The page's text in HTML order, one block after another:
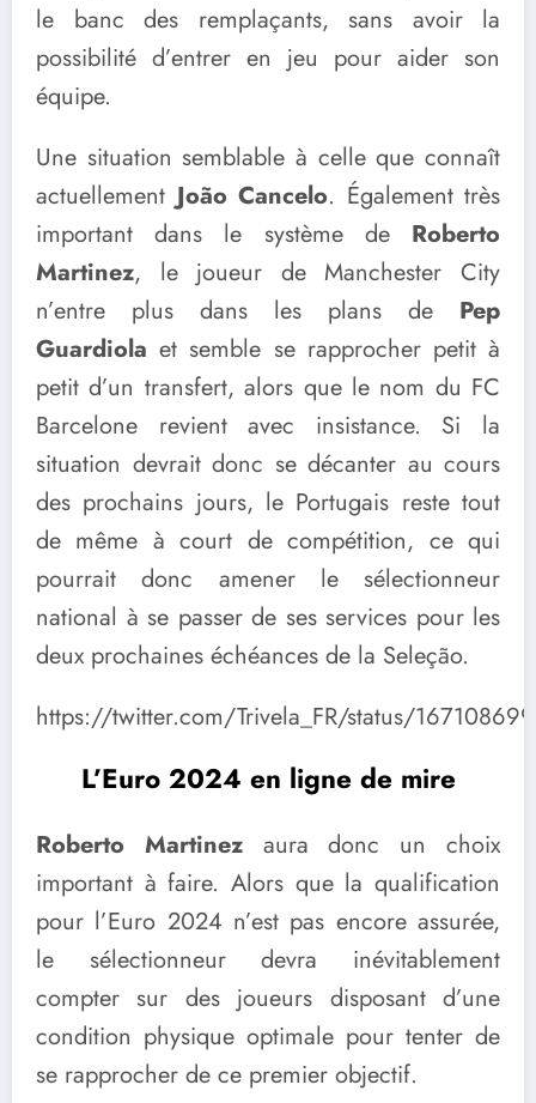
le banc des remplaçants, sans avoir la
possibilité d’entrer en jeu pour aider son
équipe.
Une situation semblable à celle que connaît
actuellementJoão Cancelo. Également très
important dans le système de Roberto
Martinez, le joueur de Manchester City
n’entre plus dans les plans de Pep
Guardiola et semble se rapprocher petit à
petit d’un transfert, alors que le nom du FC
Barcelone revient avec insistance. Si la
situation devrait donc se décanter au cours
des prochains jours, le Portugais reste tout
de même à court de compétition, ce qui
pourrait donc amener le sélectionneur
national à se passer de ses services pour les
deux prochaines échéances de la Seleção.
https://twitter.com/Trivela_FR/status/
L’Euro 2024 en ligne de mire
Roberto Martinezaura donc un choix
important à faire. Alors que la qualification
pour l’Euro 2024 n’est pas encore assurée,
le sélectionneur devra inévitablement
compter sur des joueurs disposant d’une
condition physique optimale pour tenter de
se rapprocher de ce premier objectif.